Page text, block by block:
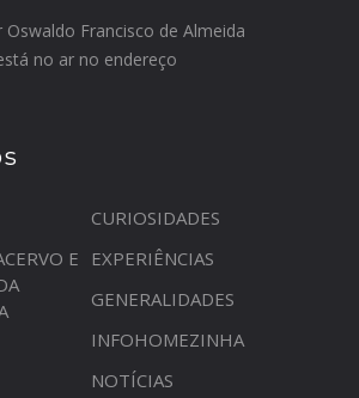
Francisco de Almeida
no ar no endereço
CURIOSIDADES
E
EXPERIÊNCIAS
GENERALIDADES
INFOHOMEZINHA
NOTÍCIAS